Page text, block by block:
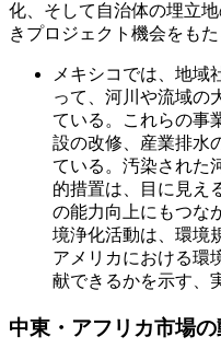
化、そして自治体の埋立
きプロジェクト機会をもた
メキシコでは、地域
って、河川や流域の
ている。これらの事
設の改修、産業排水
ている。汚染された
的措置は、目に見え
の能力向上にもつな
境浄化活動は、環境
アメリカにおける環
献できるかを示す、
中東・アフリカ市場の